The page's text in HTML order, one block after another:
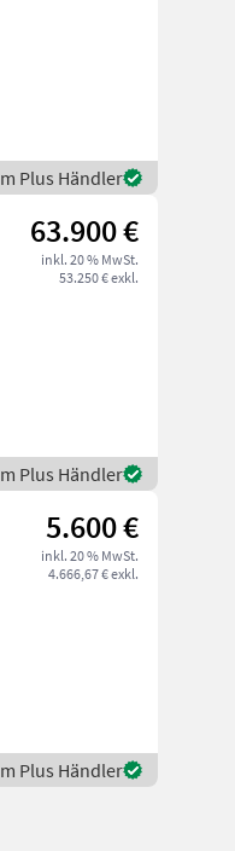
Plus Händler
63.900 €
inkl. 20 % MwSt.
53.250 € exkl.
Plus Händler
5.600 €
inkl. 20 % MwSt.
4.666,67 € exkl.
Plus Händler